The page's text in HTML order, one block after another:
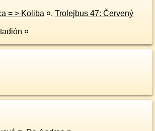
44: Hlavná stanica = > Koliba ¤, Trolejbus 47: Červený
štadión ¤